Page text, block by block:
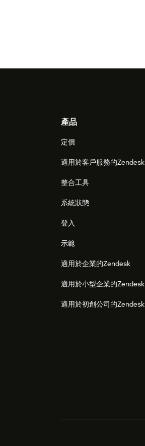
Footer產品
定價
適用於客戶服務的Zendesk
整合工具
系統狀態
登入
示範
適用於企業的Zendesk
適用於小型企業的Zendesk
適用於初創公司的Zendesk